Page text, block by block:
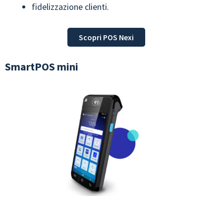
fidelizzazione clienti.
Scopri POS Nexi
SmartPOS mini